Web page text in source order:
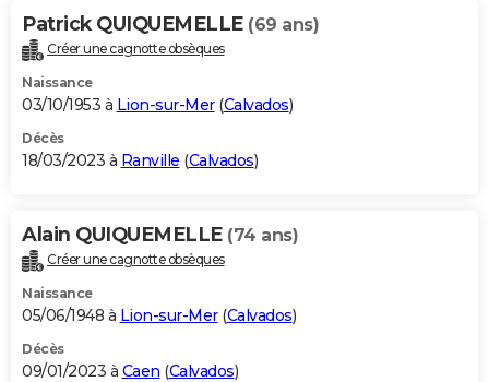
Patrick QUIQUEMELLE (69 ans)
Créer une cagnotte obsèques
Naissance
03/10/1953 à Lion-sur-Mer(Calvados)
Décès
18/03/2023 à Ranville (Calvados)
Alain QUIQUEMELLE (74 ans)
Créer une cagnotte obsèques
Naissance
05/06/1948 à Lion-sur-Mer(Calvados)
Décès
09/01/2023 à Caen (Calvados)